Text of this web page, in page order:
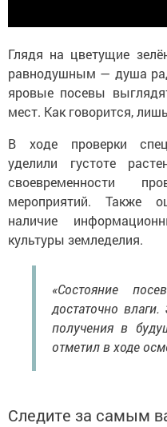
Глядя на цветущие
равнодушным — душа
яровые посевы
мест. Как говорится,
В ходе проверки
уделили густоте
своевременности
мероприятий. Также
наличие
культуры земледелия.
«Состояние
достаточно
получения в
отметил в ходе
Следите за самым